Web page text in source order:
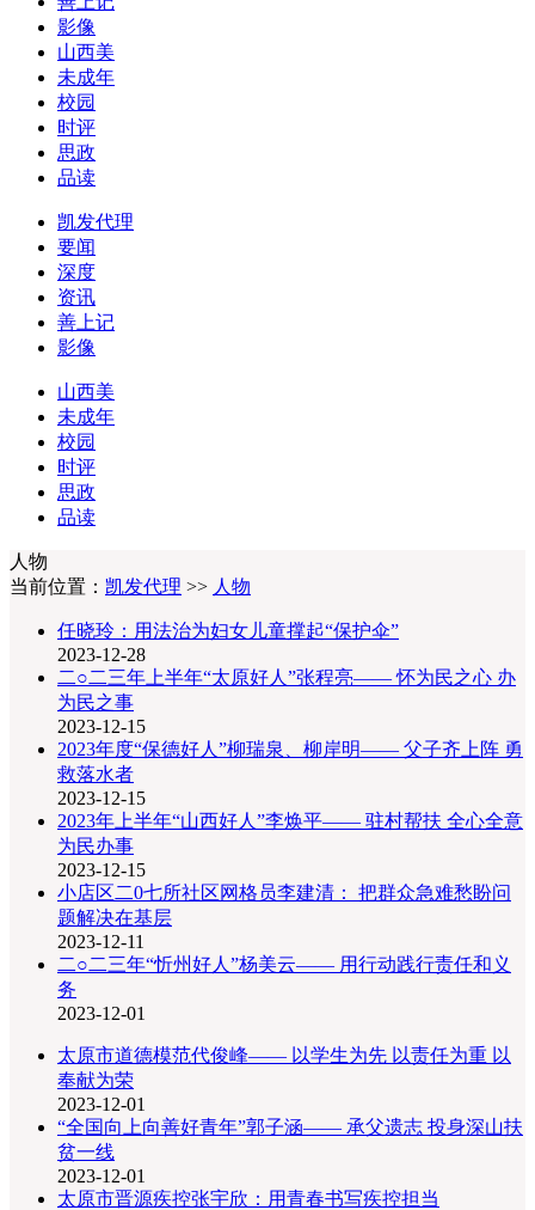
影像
山西美
未成年
校园
时评
思政
品读
凯发代理
要闻
深度
资讯
善上记
影像
山西美
未成年
校园
时评
思政
品读
人物
当前位置： 凯发代理 >> 人物
任晓玲：用法治为妇女儿童撑起“保护伞”
2023-12-28
二○二三年上半年“太原好人”张程亮—— 怀为民之心 办
为民之事
2023-12-15
2023年度“保德好人”柳瑞泉、柳岸明—— 父子齐上阵 勇
救落水者
2023-12-15
2023年上半年“山西好人”李焕平—— 驻村帮扶 全心全意
为民办事
2023-12-15
小店区二0七所社区网格员李建清： 把群众急难愁盼问
题解决在基层
2023-12-11
二○二三年“忻州好人”杨美云—— 用行动践行责任和义
务
2023-12-01
太原市道德模范代俊峰—— 以学生为先 以责任为重 以
奉献为荣
2023-12-01
“全国向上向善好青年”郭子涵—— 承父遗志 投身深山扶
贫一线
2023-12-01
太原市晋源疾控张宇欣：用青春书写疾控担当